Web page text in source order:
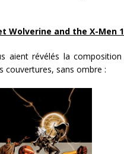
Wolverine and the X-Men
aient révélés la
couvertures, sans ombre :